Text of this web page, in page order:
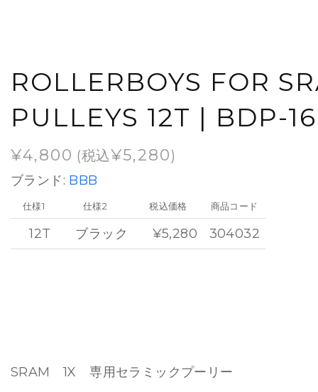
ROLLERBOYS FOR
PULLEYS 12T | BDP-16
¥4,800 (税込¥5,280)
ブランド: BBB
仕様1
12T
仕様2
ブラック
税込価格
¥5,280
商品コード
304032
SRAM 1X 専用セラミックプーリー